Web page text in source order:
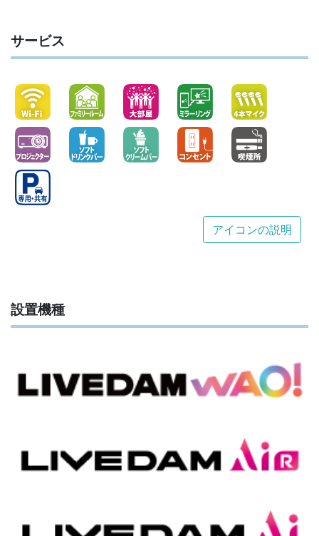
サービス
アイコンの説明
設置機種